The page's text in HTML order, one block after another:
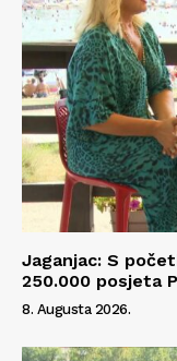
Jaganjac: S
250.000 posjeta
8. Augusta 2026.